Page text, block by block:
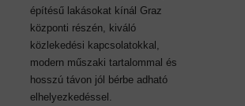
építésű lakásokat kínál Graz
központi részén, kiváló
közlekedési kapcsolatokkal,
modern műszaki tartalommal és
hosszú távon jól bérbe adható
elhelyezkedéssel.